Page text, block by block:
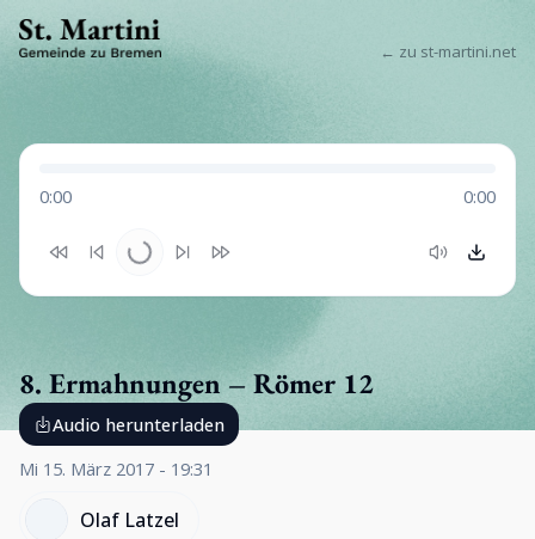
← zu st-martini.net
0:00 0:00
8. Ermahnungen – Römer 12
Audio herunterladen
Mi 15. März 2017 - 19:31
Olaf Latzel